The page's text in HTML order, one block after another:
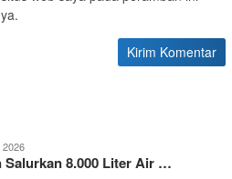
Salurkan 8.000 Liter Air …